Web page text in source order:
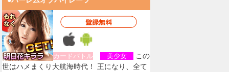
カードバトル 美少女
この
世はハメまくり大航海時代！ 王になり、全て